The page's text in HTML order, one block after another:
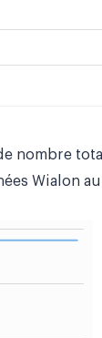
nombre
Wialon